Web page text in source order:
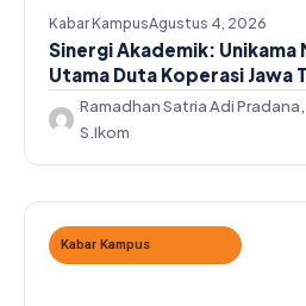
Kabar KampusAgustus 4, 2026
Sinergi Akademik: Unikama
Utama Duta Koperasi Jawa
Ramadhan Satria Adi Pradana,
S.Ikom
Kabar Kampus